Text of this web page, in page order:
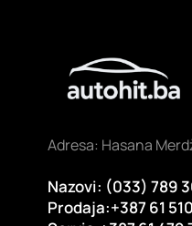
Adresa: Hasana
Nazovi: (033) 789
Prodaja:+387 61